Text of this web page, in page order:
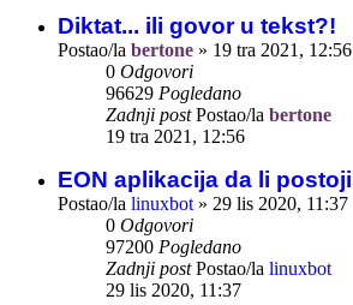
Diktat... ili govor u tekst?!
Postao/la bertone » 19 tra 2021, 12:56
0 Odgovori
96629 Pogledano
Zadnji postPostao/la bertone
19 tra 2021, 12:56
EON aplikacija da li postoji
Postao/la linuxbot » 29 lis 2020, 11:37
0 Odgovori
97200 Pogledano
Zadnji postPostao/la linuxbot
29 lis 2020, 11:37